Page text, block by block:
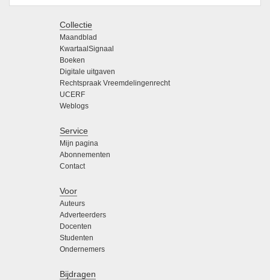
Collectie
Maandblad
KwartaalSignaal
Boeken
Digitale uitgaven
Rechtspraak Vreemdelingenrecht
UCERF
Weblogs
Service
Mijn pagina
Abonnementen
Contact
Voor
Auteurs
Adverteerders
Docenten
Studenten
Ondernemers
Bijdragen